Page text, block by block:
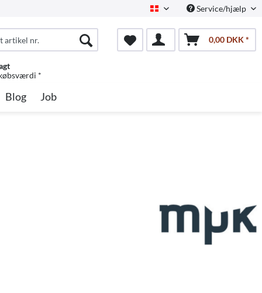
Dansk Service/hjælp
0,00 DKK *
*
Blog Job